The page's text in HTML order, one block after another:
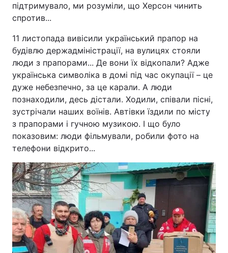
підтримувало, ми розуміли, що Херсон чинить
спротив...
11 листопада вивісили український прапор на
будівлю держадміністрації, на вулицях стояли
люди з прапорами... Де вони їх відкопали? Адже
українська символіка в домі під час окупації – це
дуже небезпечно, за це карали. А люди
познаходили, десь дістали. Ходили, співали пісні,
зустрічали наших воїнів. Автівки їздили по місту
з прапорами і гучною музикою. І що було
показовим: люди фільмували, робили фото на
телефони відкрито...